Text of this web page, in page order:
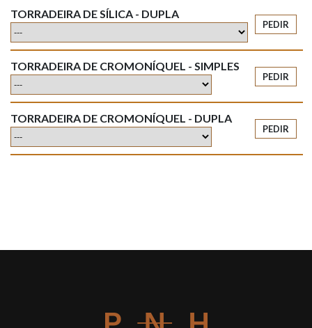
TORRADEIRA DE SÍLICA - DUPLA
PEDIR
TORRADEIRA DE CROMONÍQUEL - SIMPLES
PEDIR
TORRADEIRA DE CROMONÍQUEL - DUPLA
PEDIR